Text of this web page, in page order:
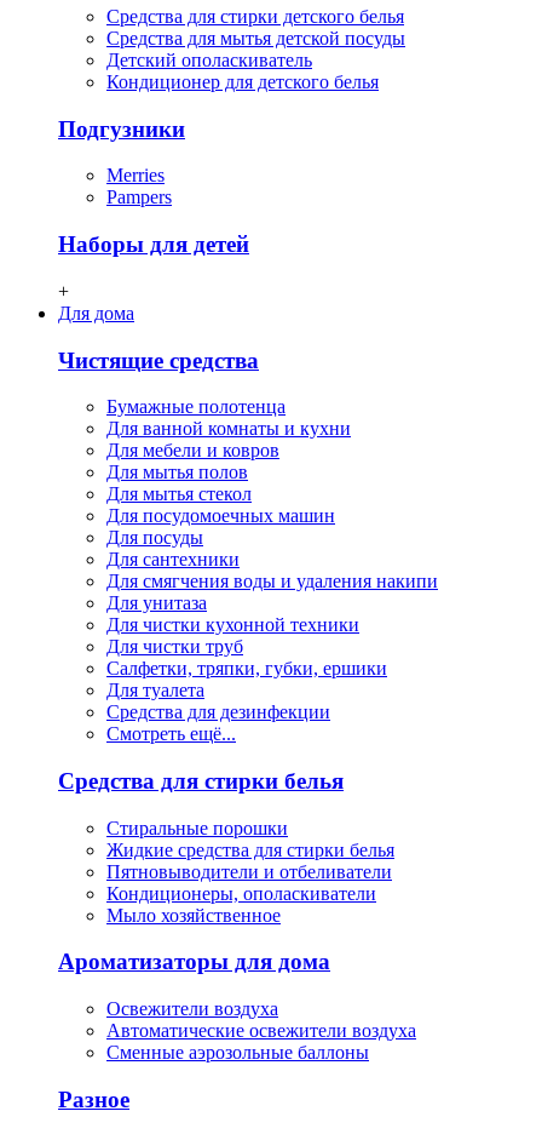
Средства для стирки детского белья
Средства для мытья детской посуды
Детский ополаскиватель
Кондиционер для детского белья
Подгузники
Merries
Pampers
Наборы для детей
+
Для дома
Чистящие средства
Бумажные полотенца
Для ванной комнаты и кухни
Для мебели и ковров
Для мытья полов
Для мытья стекол
Для посудомоечных машин
Для посуды
Для сантехники
Для смягчения воды и удаления накипи
Для унитаза
Для чистки кухонной техники
Для чистки труб
Салфетки, тряпки, губки, ершики
Для туалета
Средства для дезинфекции
Смотреть ещё...
Средства для стирки белья
Стиральные порошки
Жидкие средства для стирки белья
Пятновыводители и отбеливатели
Кондиционеры, ополаскиватели
Мыло хозяйственное
Ароматизаторы для дома
Освежители воздуха
Автоматические освежители воздуха
Сменные аэрозольные баллоны
Разное